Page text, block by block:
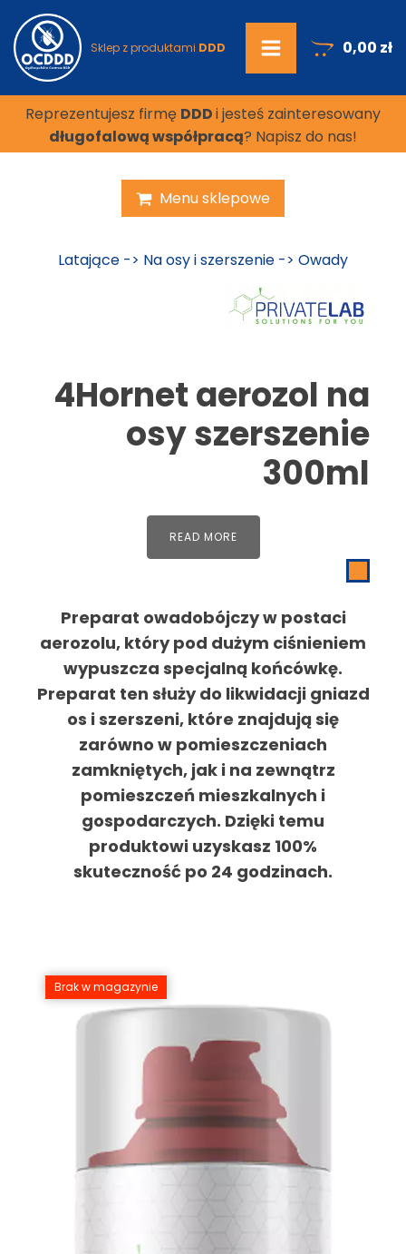
Sklep z produktami DDD 0,00 zł
Reprezentujesz firmę DDDi jesteś zainteresowany
długofalową współpracą? Napisz do nas!
Menu sklepowe
Latające -> Na osy i szerszenie -> Owady
4Hornet aerozol na
osy szerszenie
300ml
READ MORE
Preparat owadobójczy w postaci
aerozolu, który pod dużym ciśnieniem
wypuszcza specjalną końcówkę.
Preparat ten służy do likwidacji gniazd
os i szerszeni, które znajdują się
zarówno w pomieszczeniach
zamkniętych, jak i na zewnątrz
pomieszczeń mieszkalnych i
gospodarczych. Dzięki temu
produktowi uzyskasz 100%
skuteczność po 24 godzinach.
Brak w magazynie